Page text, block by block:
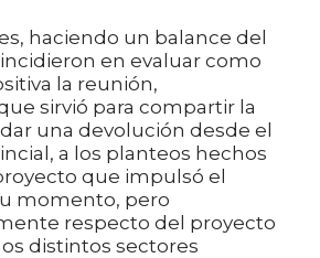
haciendo un balance del
en evaluar como
la reunión,
sirvió para compartir la
una devolución desde el
a los planteos hechos
que impulsó el
momento, pero
respecto del proyecto
distintos sectores